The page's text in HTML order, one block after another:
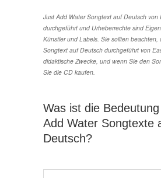
Just Add Water Songtext auf Deutsch von
durchgeführt und Urheberrechte sind
Künstler und Labels. Sie sollten beachten,
Songtext auf Deutsch durchgeführt von
didaktische Zwecke, und wenn Sie den
Sie die CD kaufen.
Was ist die
Add Water Songtexte
Deutsch?